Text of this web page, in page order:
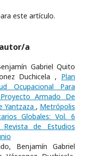
este artículo.
a
Gabriel Quito
Duchicela , Plan
Ocupacional Para
Proyecto Armado De
Yantzaza , Metrópolis
Globales: Vol. 6
de Estudios
Benjamín Gabriel